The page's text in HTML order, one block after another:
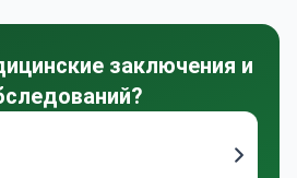
заключения и